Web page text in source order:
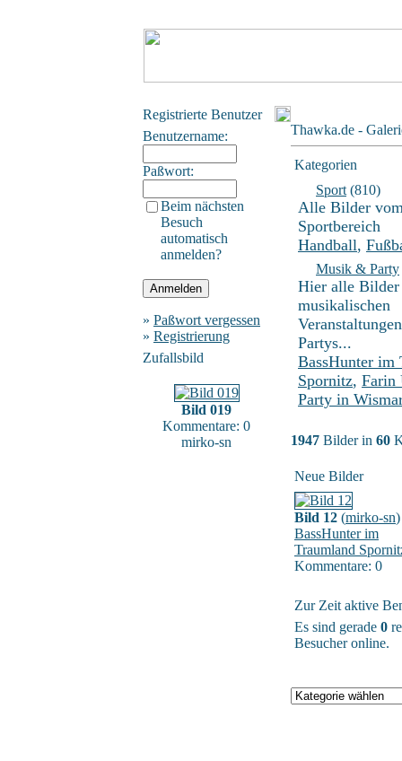
Registrierte Benutzer
Benutzername:
Paßwort:
Beim nächsten
Besuch
automatisch
anmelden?
» Paßwort vergessen
» Registrierung
Zufallsbild
Bild 019
Kommentare: 0
mirko-sn
Thawka.de -
Kategorien
Sport (810)
Alle Bilder
Sportbereich
Handball,
Musik & Party
Hier alle
musikalischen
Partys...
BassHunter im
Spornitz, Farin
Party in
1947 Bilder in 60
Neue Bilder
Bild 12 (mirko-sn)
BassHunter im
Traumland
Kommentare: 0
Zur Zeit aktive
Es sind gerade 0
Besucher online.